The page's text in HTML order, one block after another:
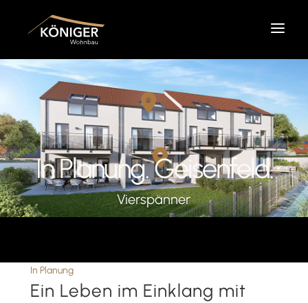
Home
Wohnbau
Bauunternehmen
In Planung. Geisenfeld.
Vierspänner
In Planung
Ein Leben im Einklang mit